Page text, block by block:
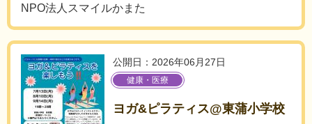
NPO法人スマイルかまた
公開日：2026年06月27日
健康・医療
ヨガ&ピラティス@東蒲小学校